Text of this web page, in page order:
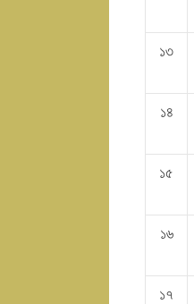
১৩
১৪
১৫
১৬
১৭